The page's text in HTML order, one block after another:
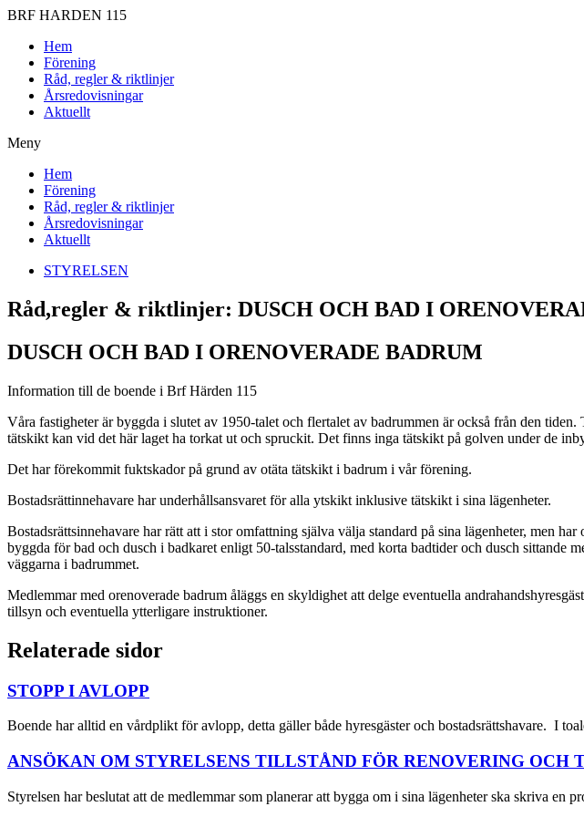
BRF HARDEN 115
Hem
Förening
Råd, regler & riktlinjer
Årsredovisningar
Aktuellt
Meny
Hem
Förening
Råd, regler & riktlinjer
Årsredovisningar
Aktuellt
STYRELSEN
Råd,regler & riktlinjer: DUSCH OCH BAD I
DUSCH OCH BAD I ORENOVERADE BADRUM
Information till de boende i Brf Härden 115
Våra fastigheter är byggda i slutet av 1950-talet och flertalet av badrummen är också från den
tätskikt kan vid det här laget ha torkat ut och spruckit. Det finns inga tätskikt på golven under de
Det har förekommit fuktskador på grund av otäta tätskikt i badrum i vår förening.
Bostadsrättinnehavare har underhållsansvaret för alla ytskikt inklusive tätskikt i sina lägenheter.
Bostadsrättsinnehavare har rätt att i stor omfattning själva välja standard på sina lägenheter, men
byggda för bad och dusch i badkaret enligt 50-talsstandard, med korta badtider och dusch sittande
väggarna i badrummet.
Medlemmar med orenoverade badrum åläggs en skyldighet att delge eventuella
tillsyn och eventuella ytterligare instruktioner.
Relaterade sidor
STOPP I AVLOPP
Boende har alltid en vårdplikt för avlopp, detta gäller både hyresgäster och bostadsrättshavare. I
ANSÖKAN OM STYRELSENS TILLSTÅND FÖR RENOVERING OCH
Styrelsen har beslutat att de medlemmar som planerar att bygga om i sina lägenheter ska skriva en